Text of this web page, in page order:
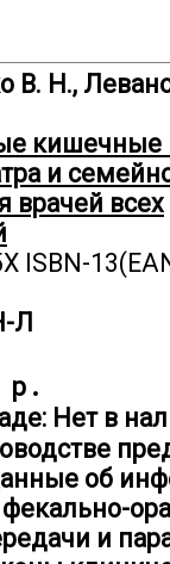
В. Н.,
кишечные
и
врачей всех
ISBN-
Л
р.
Нет в
об
фекально-
и